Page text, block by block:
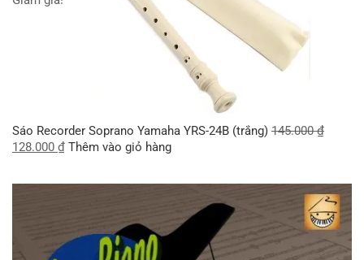
Sáo Recorder Soprano Yamaha YRS-24B (trắng) 145.000₫
128.000 ₫ Thêm vào giỏ hàng